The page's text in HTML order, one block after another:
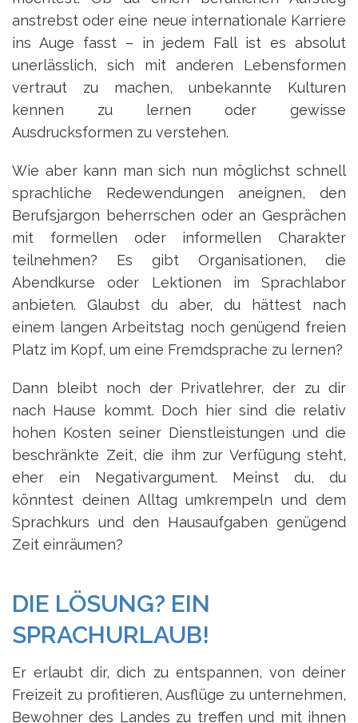
anstrebst oder eine neue internationale Karriere
ins Auge fasst – in jedem Fall ist es absolut
unerlässlich, sich mit anderen Lebensformen
vertraut zu machen, unbekannte Kulturen
kennen zu lernen oder gewisse
Ausdrucksformen zu verstehen.
Wie aber kann man sich nun möglichst schnell
sprachliche Redewendungen aneignen, den
Berufsjargon beherrschen oder an Gesprächen
mit formellen oder informellen Charakter
teilnehmen? Es gibt Organisationen, die
Abendkurse oder Lektionen im Sprachlabor
anbieten. Glaubst du aber, du hättest nach
einem langen Arbeitstag noch genügend freien
Platz im Kopf, um eine Fremdsprache zu lernen?
Dann bleibt noch der Privatlehrer, der zu dir
nach Hause kommt. Doch hier sind die relativ
hohen Kosten seiner Dienstleistungen und die
beschränkte Zeit, die ihm zur Verfügung steht,
eher ein Negativargument. Meinst du, du
könntest deinen Alltag umkrempeln und dem
Sprachkurs und den Hausaufgaben genügend
Zeit einräumen?
DIE LÖSUNG? EIN
SPRACHURLAUB!
Er erlaubt dir, dich zu entspannen, von deiner
Freizeit zu profitieren, Ausflüge zu unternehmen,
Bewohner des Landes zu treffen und mit ihnen